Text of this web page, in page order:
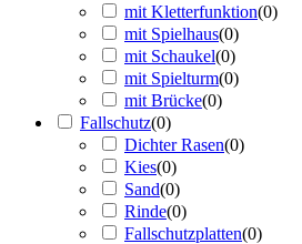
mit Kletterfunktion(0)
mit Spielhaus(0)
mit Schaukel(0)
mit Spielturm(0)
mit Brücke(0)
Fallschutz(0)
Dichter Rasen(0)
Kies(0)
Sand(0)
Rinde(0)
Fallschutzplatten(0)